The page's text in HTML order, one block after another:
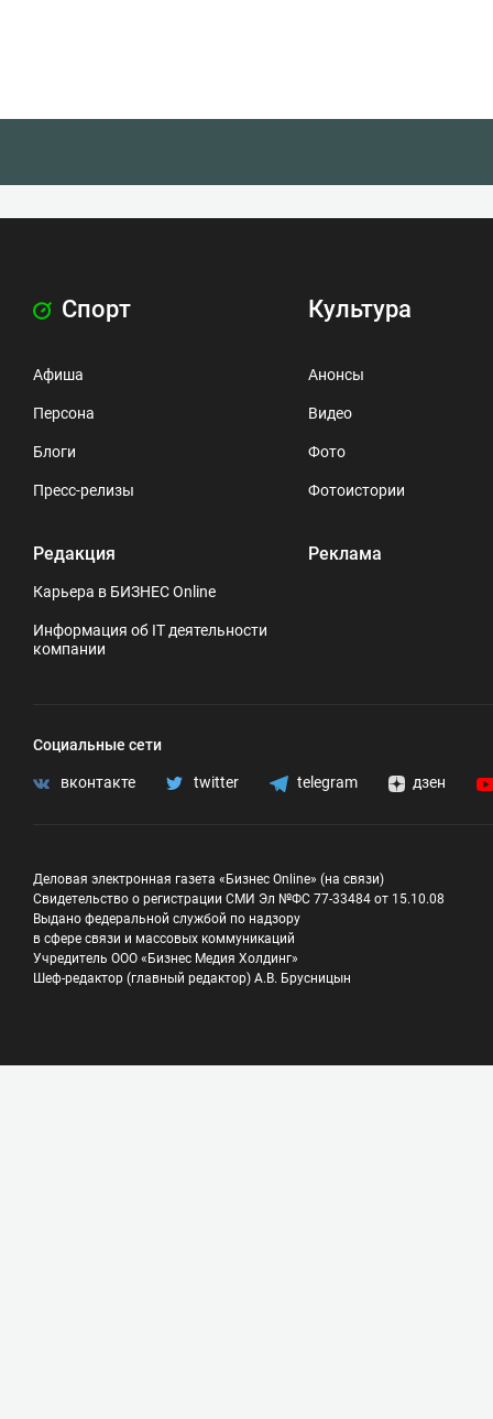
Спорт
Афиша
Персона
Блоги
Пресс-релизы
Редакция
Карьера в БИЗНЕС Online
Информация об IT деятельности
компании
Культура
Анонсы
Видео
Фото
Фотоистории
Реклама
Социальные сети
вконтакте twitter telegram дзен
Деловая электронная газета «Бизнес Online» (на связи)
Свидетельство о регистрации СМИ Эл №ФС 77-33484 от 15.10.08
Выдано федеральной службой по надзору
в сфере связи и массовых коммуникаций
Учредитель ООО «Бизнес Медия Холдинг»
Шеф-редактор (главный редактор) А.В. Брусницын